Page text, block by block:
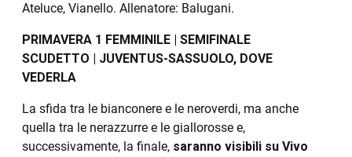
Ateluce, Vianello. Allenatore: Balugani.
PRIMAVERA 1 FEMMINILE | SEMIFINALE
SCUDETTO | JUVENTUS-SASSUOLO, DOVE
VEDERLA
La sfida tra le bianconere e le neroverdi, ma anche
quella tra le nerazzurre e le giallorosse e,
successivamente, la finale, saranno visibili su Vivo